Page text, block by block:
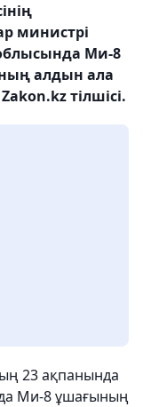
министрі
Ми-8
алдын ала
тілшісі.
23 ақпанында
Ми-8 ұшағының